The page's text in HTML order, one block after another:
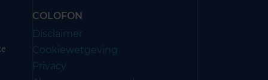
COLOFON
Disclaimer
Cookiewetgeving
Privacy